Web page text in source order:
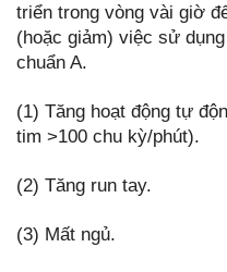
triển trong vòng vài giờ
(hoặc giảm) việc sử
chuẩn A.
(1) Tăng hoạt động tự
tim >100 chu kỳ/phút).
(2) Tăng run tay.
(3) Mất ngủ.